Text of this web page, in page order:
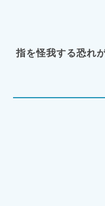
指を怪我する恐れ